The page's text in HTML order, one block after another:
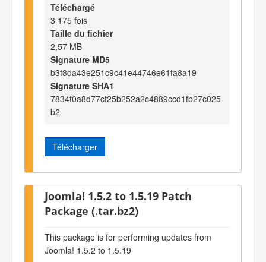
Téléchargé
3 175 fois
Taille du fichier
2,57 MB
Signature MD5
b3f8da43e251c9c41e44746e61fa8a19
Signature SHA1
7834f0a8d77cf25b252a2c4889ccd1fb27c025
b2
Télécharger
Joomla! 1.5.2 to 1.5.19 Patch
Package (.tar.bz2)
This package is for performing updates from
Joomla! 1.5.2 to 1.5.19